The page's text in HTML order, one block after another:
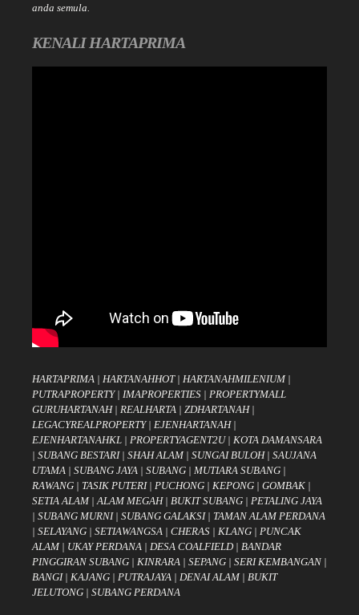
anda semula.
KENALI HARTAPRIMA
HARTAPRIMA | HARTANAHHOT| HARTANAHMILENIUM|
PUTRAPROPERTY| IMAPROPERTIES | PROPERTYMALL
GURUHARTANAH| REALHARTA | ZDHARTANAH|
LEGACYREALPROPERTY| EJENHARTANAH|
EJENHARTANAHKL | PROPERTYAGENT2U| KOTA DAMANSARA
| SUBANG BESTARI| SHAH ALAM| SUNGAI BULOH| SAUJANA
UTAMA | SUBANG JAYA | SUBANG | MUTIARA SUBANG |
RAWANG | TASIK PUTERI| PUCHONG | KEPONG | GOMBAK |
SETIA ALAM| ALAM MEGAH| BUKIT SUBANG | PETALING JAYA
| SUBANG MURNI| SUBANG GALAKSI| TAMAN ALAM PERDANA
| SELAYANG | SETIAWANGSA | CHERAS | KLANG | PUNCAK
ALAM| UKAY PERDANA | DESA COALFIELD| BANDAR
PINGGIRAN SUBANG | KINRARA | SEPANG | SERI KEMBANGAN |
BANGI| KAJANG | PUTRAJAYA | DENAI ALAM| BUKIT
JELUTONG | SUBANG PERDANA